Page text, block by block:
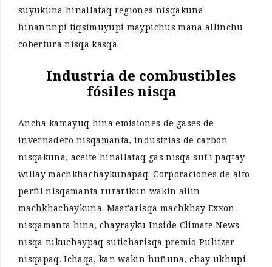
suyukuna hinallataq regiones nisqakuna
hinantinpi tiqsimuyupi maypichus mana allinchu
cobertura nisqa kasqa.
Industria de combustibles
fósiles nisqa
Ancha kamayuq hina emisiones de gases de
invernadero nisqamanta, industrias de carbón
nisqakuna, aceite hinallataq gas nisqa sut'i paqtay
willay machkhachaykunapaq. Corporaciones de alto
perfil nisqamanta rurarikun wakin allin
machkhachaykuna. Mast'arisqa machkhay Exxon
nisqamanta hina, chayrayku Inside Climate News
nisqa tukuchaypaq suticharisqa premio Pulitzer
nisqapaq. Ichaqa, kan wakin huñuna, chay ukhupi